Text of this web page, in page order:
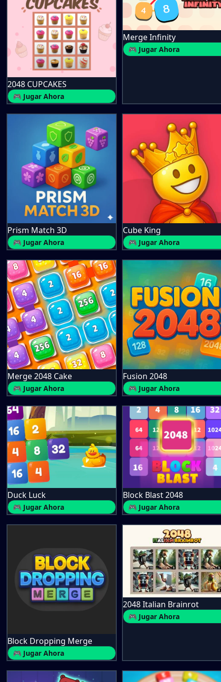
2048 CUPCAKES
🎮 Jugar Ahora
Merge Infinity
🎮 Jugar Ahora
Prism Match 3D
🎮 Jugar Ahora
Cube King
🎮 Jugar Ahora
Merge 2048 Cake
🎮 Jugar Ahora
Fusion 2048
🎮 Jugar Ahora
Duck Luck
🎮 Jugar Ahora
Block Blast 2048
🎮 Jugar Ahora
Block Dropping Merge
🎮 Jugar Ahora
2048 Italian Brainrot
🎮 Jugar Ahora